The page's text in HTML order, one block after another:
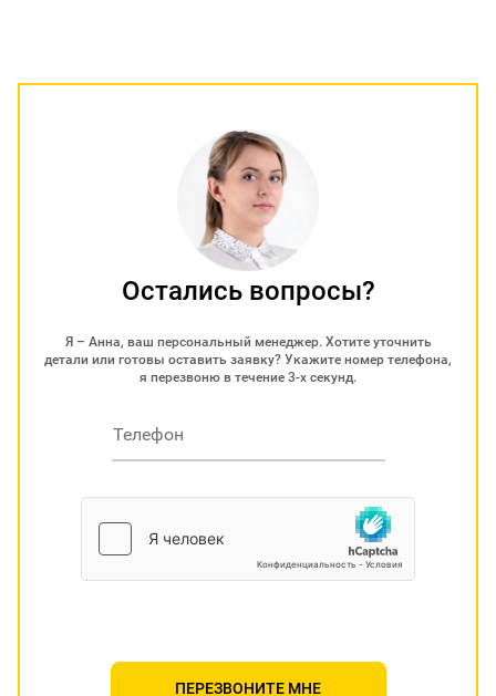
Остались вопросы?
Я – Анна, ваш персональный менеджер. Хотите уточнить
детали или готовы оставить заявку? Укажите номер телефона,
я перезвоню в течение 3-х секунд.
ПЕРЕЗВОНИТЕ МНЕ